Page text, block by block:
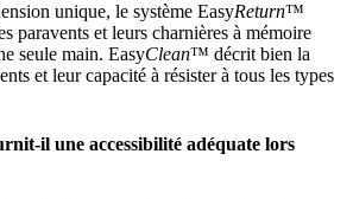
unique, le système EasyReturn™
paravents et leurs charnières à mémoire
seule main. EasyClean™ décrit bien la
et leur capacité à résister à tous les types
il une accessibilité adéquate lors